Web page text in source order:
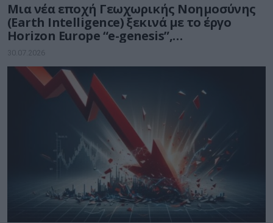
Μια νέα εποχή Γεωχωρικής Νοημοσύνης
(Earth Intelligence) ξεκινά με το έργο
Horizon Europe “e-genesis”,
προϋπολογισμού 7,5 εκατ. ευρώ
30.07.2026